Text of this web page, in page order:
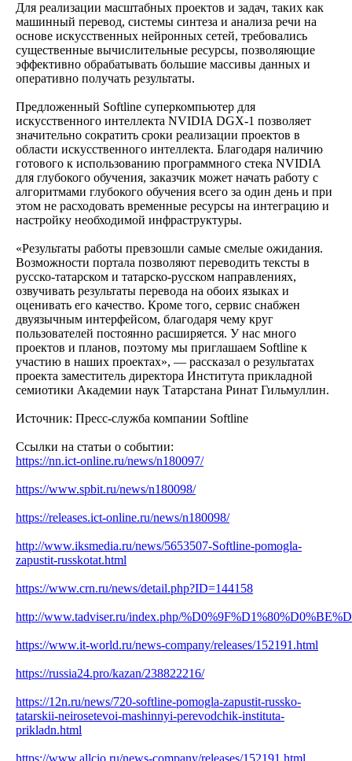
Для реализации масштабных проектов и задач, таких как
машинный перевод, системы синтеза и анализа речи на
основе искусственных нейронных сетей, требовались
существенные вычислительные ресурсы, позволяющие
эффективно обрабатывать большие массивы данных и
оперативно получать результаты.
Предложенный Softline суперкомпьютер для
искусственного интеллекта NVIDIA DGX-1 позволяет
значительно сократить сроки реализации проектов в
области искусственного интеллекта. Благодаря наличию
готового к использованию программного стека NVIDIA
для глубокого обучения, заказчик может начать работу с
алгоритмами глубокого обучения всего за один день и при
этом не расходовать временные ресурсы на интеграцию и
настройку необходимой инфраструктуры.
«Результаты работы превзошли самые смелые ожидания.
Возможности портала позволяют переводить тексты в
русско-татарском и татарско-русском направлениях,
озвучивать результаты перевода на обоих языках и
оценивать его качество. Кроме того, сервис снабжен
двуязычным интерфейсом, благодаря чему круг
пользователей постоянно расширяется. У нас много
проектов и планов, поэтому мы приглашаем Softline к
участию в наших проектах», — рассказал о результатах
проекта заместитель директора Института прикладной
семиотики Академии наук Татарстана Ринат Гильмуллин.
Источник: Пресс-служба компании Softline
Ссылки на статьи о событии:
https://nn.ict-online.ru/news/n180097/
https://www.spbit.ru/news/n180098/
https://releases.ict-online.ru/news/n180098/
http://www.iksmedia.ru/news/5653507-Softline-pomogla-
zapustit-russkotat.html
https://www.crn.ru/news/detail.php?ID=144158
http://www.tadviser.ru/index.php/
https://www.it-world.ru/news-company/releases/152191.html
https://russia24.pro/kazan/238822216/
https://12n.ru/news/720-softline-pomogla-zapustit-russko-
tatarskii-neirosetevoi-mashinnyi-perevodchik-instituta-
prikladn.html